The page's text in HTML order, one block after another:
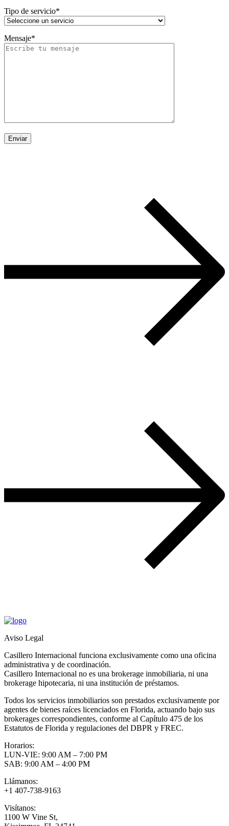
Tipo de servicio*
Mensaje*
Aviso Legal
Casillero Internacional funciona exclusivamente como una oficina
administrativa y de coordinación.
Casillero Internacional no es una brokerage inmobiliaria, ni una
brokerage hipotecaria, ni una institución de préstamos.
Todos los servicios inmobiliarios son prestados exclusivamente por
agentes de bienes raíces licenciados en Florida, actuando bajo sus
brokerages correspondientes, conforme al Capítulo 475 de los
Estatutos de Florida y regulaciones del DBPR y FREC.
Horarios:
LUN-VIE: 9:00 AM – 7:00 PM
SAB: 9:00 AM – 4:00 PM
Llámanos:
+1 407-738-9163
Visítanos:
1100 W Vine St,